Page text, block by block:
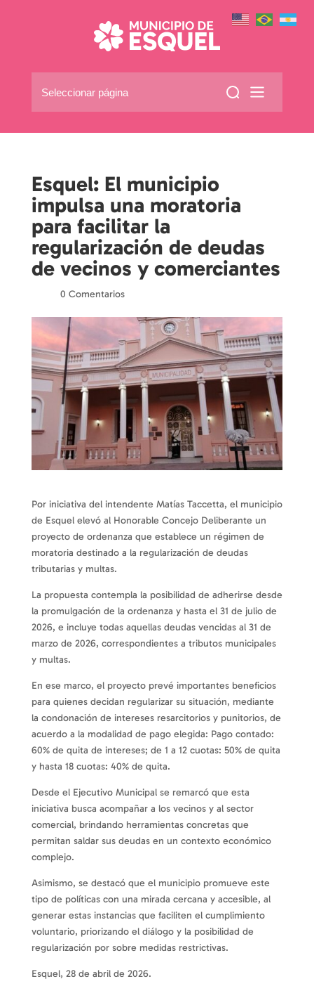
Seleccionar página
Esquel: El municipio
impulsa una moratoria
para facilitar la
regularización de deudas
de vecinos y comerciantes
0 Comentarios
Por iniciativa del intendente Matías Taccetta, el municipio
de Esquel elevó al Honorable Concejo Deliberante un
proyecto de ordenanza que establece un régimen de
moratoria destinado a la regularización de deudas
tributarias y multas.
La propuesta contempla la posibilidad de adherirse desde
la promulgación de la ordenanza y hasta el 31 de julio de
2026, e incluye todas aquellas deudas vencidas al 31 de
marzo de 2026, correspondientes a tributos municipales
y multas.
En ese marco, el proyecto prevé importantes beneficios
para quienes decidan regularizar su situación, mediante
la condonación de intereses resarcitorios y punitorios, de
acuerdo a la modalidad de pago elegida: Pago contado:
60% de quita de intereses; de 1 a 12 cuotas: 50% de quita
y hasta 18 cuotas: 40% de quita.
Desde el Ejecutivo Municipal se remarcó que esta
iniciativa busca acompañar a los vecinos y al sector
comercial, brindando herramientas concretas que
permitan saldar sus deudas en un contexto económico
complejo.
Asimismo, se destacó que el municipio promueve este
tipo de políticas con una mirada cercana y accesible, al
generar estas instancias que faciliten el cumplimiento
voluntario, priorizando el diálogo y la posibilidad de
regularización por sobre medidas restrictivas.
Esquel, 28 de abril de 2026.